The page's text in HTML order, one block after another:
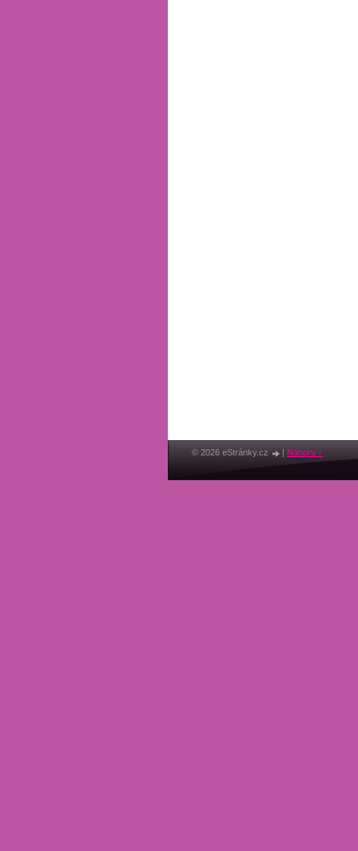
© 2026 eStránky.cz | Nahoru ↑